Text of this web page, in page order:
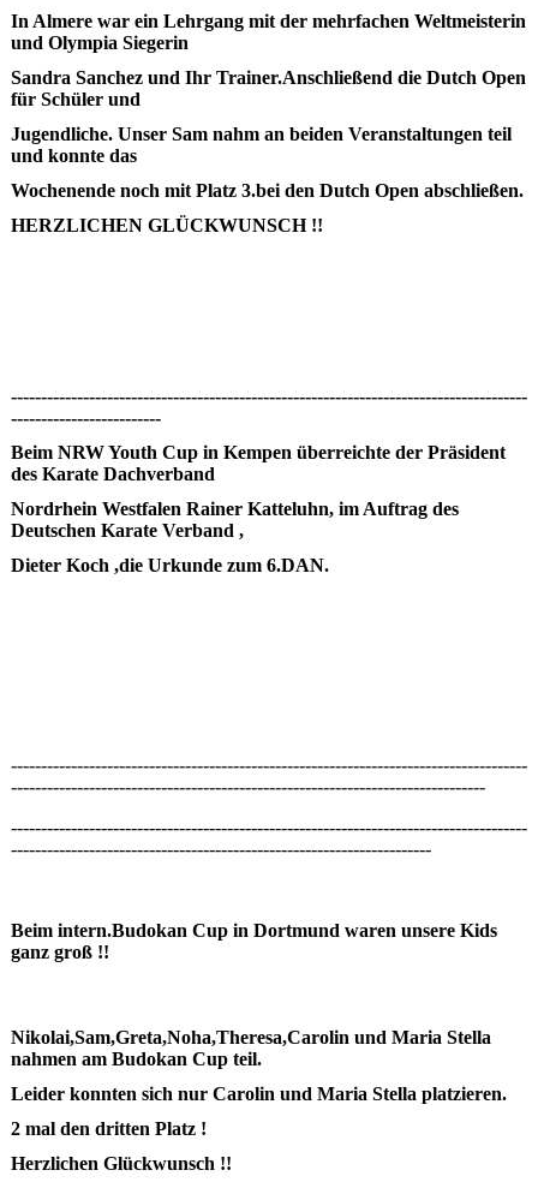
In Almere war ein Lehrgang mit der mehrfachen Weltmeisterin
und Olympia Siegerin
Sandra Sanchez und Ihr Trainer.Anschließend die Dutch Open
für Schüler und
Jugendliche. Unser Sam nahm an beiden Veranstaltungen teil
und konnte das
Wochenende noch mit Platz 3.bei den Dutch Open abschließen.
HERZLICHEN GLÜCKWUNSCH !!
--------------------------------------------------------------------------------------
-------------------------
Beim NRW Youth Cup in Kempen überreichte der Präsident
des Karate Dachverband
Nordrhein Westfalen Rainer Katteluhn, im Auftrag des
Deutschen Karate Verband ,
Dieter Koch ,die Urkunde zum 6.DAN.
--------------------------------------------------------------------------------------
-------------------------------------------------------------------------------
--------------------------------------------------------------------------------------
----------------------------------------------------------------------
Beim intern.Budokan Cup in Dortmund waren unsere Kids
ganz groß !!
Nikolai,Sam,Greta,Noha,Theresa,Carolin und Maria Stella
nahmen am Budokan Cup teil.
Leider konnten sich nur Carolin und Maria Stella platzieren.
2 mal den dritten Platz !
Herzlichen Glückwunsch !!